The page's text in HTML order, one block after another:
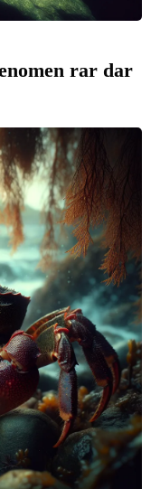
rar dar